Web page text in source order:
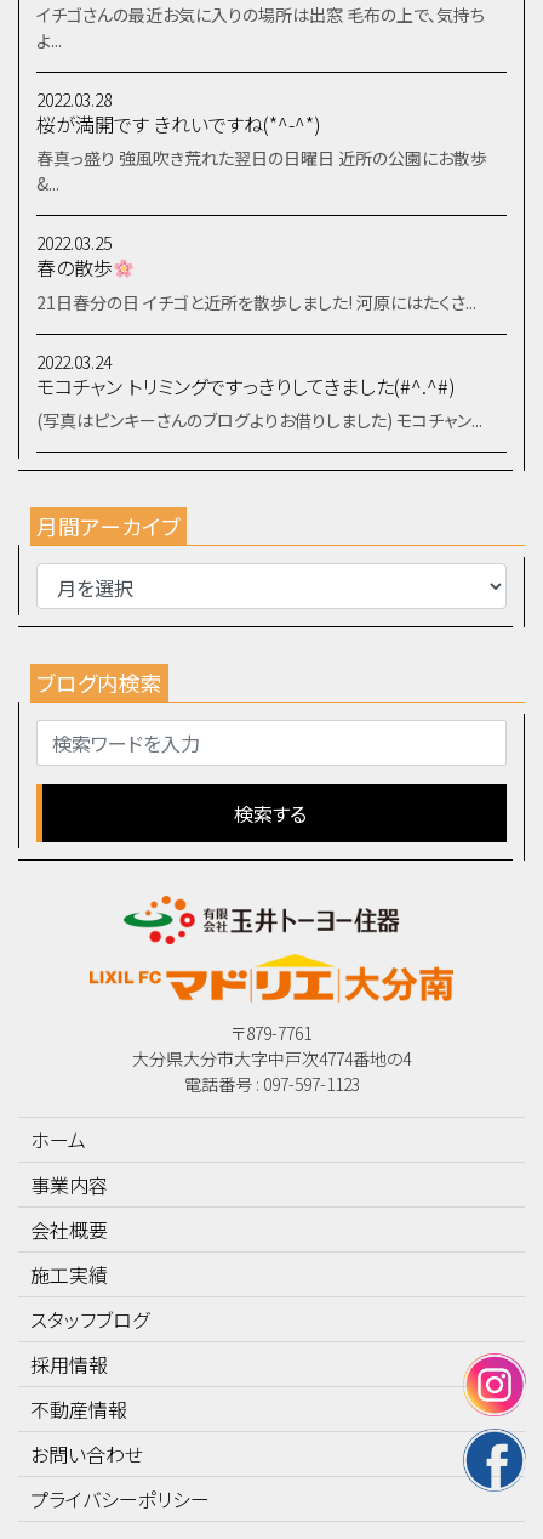
イチゴさんの最近お気に入りの場所は出窓 毛布の上で、気持ち
よ...
2022.03.28
桜が満開です きれいですね(*^-^*)
春真っ盛り 強風吹き荒れた翌日の日曜日 近所の公園にお散歩
&...
2022.03.25
春の散歩
21日春分の日 イチゴと近所を散歩しました! 河原にはたくさ...
2022.03.24
モコチャン トリミングですっきりしてきました(#^.^#)
(写真はピンキーさんのブログよりお借りしました) モコチャン...
月間アーカイブ
ブログ内検索
〒879-7761
大分県大分市大字中戸次4774番地の4
電話番号 : 097-597-1123
ホーム
事業内容
会社概要
施工実績
スタッフブログ
採用情報
不動産情報
お問い合わせ
プライバシーポリシー